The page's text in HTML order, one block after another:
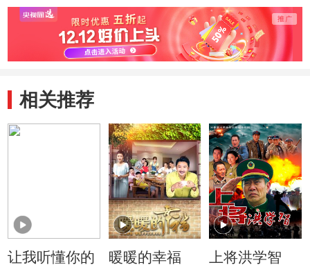
相关推荐
让我听懂你的
暖暖的幸福 上将洪学智